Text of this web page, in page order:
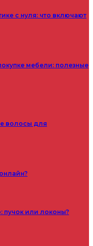
с нуля: что включают
мебели: полезные
волосы для
пучок или локоны?